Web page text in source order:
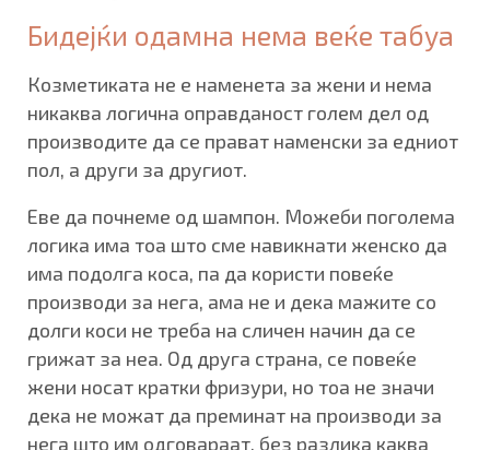
Бидејќи одамна нема веќе табуа
Козметиката не е наменета за жени и нема
никаква логична оправданост голем дел од
производите да се прават наменски за едниот
пол, а други за другиот.
Еве да почнеме од шампон. Можеби поголема
логика има тоа што сме навикнати женско да
има подолга коса, па да користи повеќе
производи за нега, ама не и дека мажите со
долги коси не треба на сличен начин да се
грижат за неа. Од друга страна, се повеќе
жени носат кратки фризури, но тоа не значи
дека не можат да преминат на производи за
нега што им одговараат, без разлика каква